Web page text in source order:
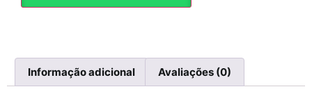
Informação adicional Avaliações (0)